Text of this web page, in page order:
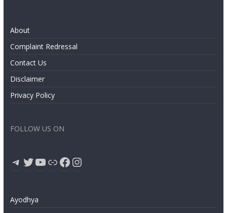
About
Complaint Redressal
Contact Us
Disclaimer
Privacy Policy
FOLLOW US ON
Telegram
Twitter
YouTube
LinkFacebook
Instagram
Ayodhya